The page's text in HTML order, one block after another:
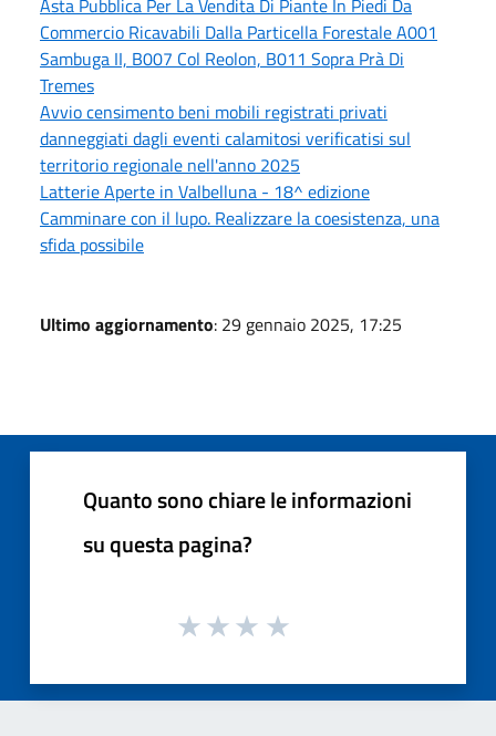
Commercio Ricavabili Dalla Particella Forestale A001
Sambuga II, B007 Col Reolon, B011 Sopra Prà Di
Tremes
Avvio censimento beni mobili registrati privati
danneggiati dagli eventi calamitosi verificatisi sul
territorio regionale nell'anno 2025
Latterie Aperte in Valbelluna - 18^ edizione
Camminare con il lupo. Realizzare la coesistenza, una
sfida possibile
Ultimo aggiornamento: 29 gennaio 2025, 17:25
Quanto sono chiare le informazioni
su questa pagina?